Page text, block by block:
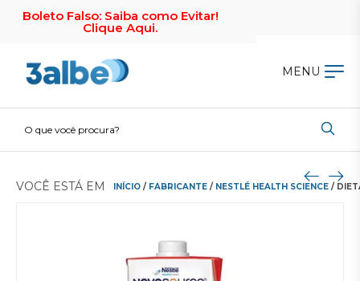
Boleto Falso: Saiba como Evitar!
Clique Aqui.
MENU
VOCÊ ESTÁ EM INÍCIO / FABRICANTE / NESTLÉ HEALTH SCIENCE /